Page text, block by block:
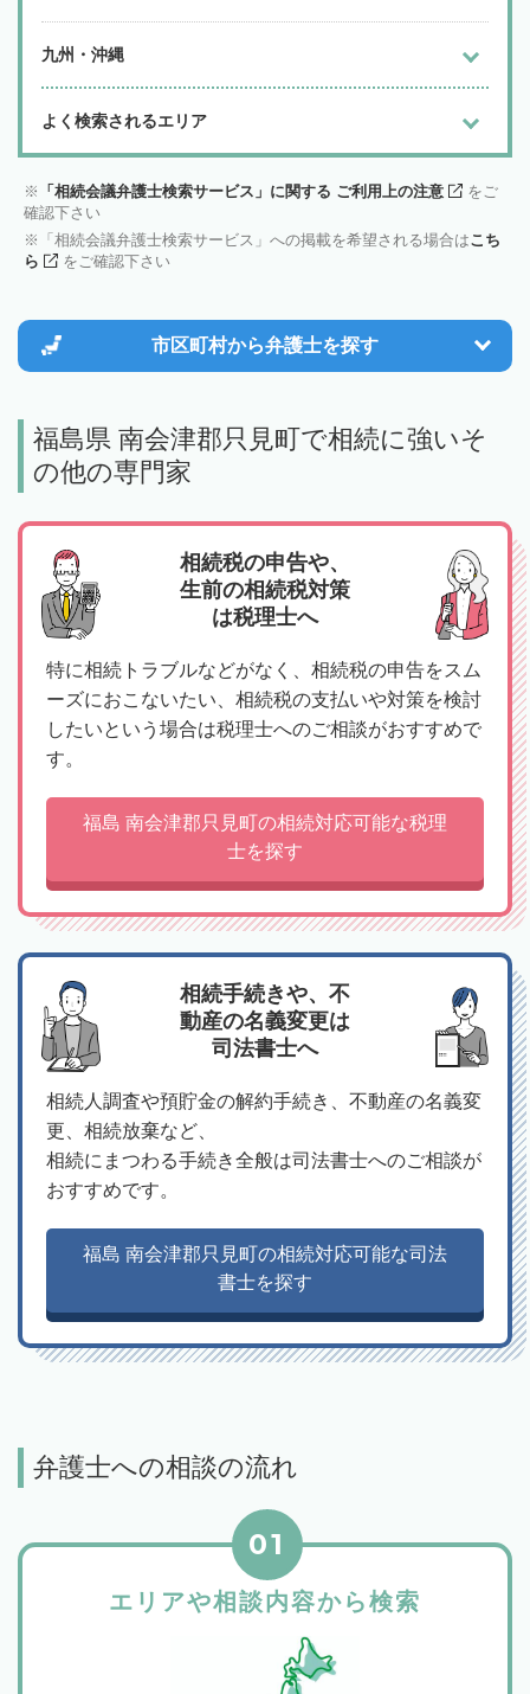
九州・沖縄
よく検索されるエリア
「相続会議弁護士検索サービス」に関する ご利用上の注意
をご
確認下さい
「相続会議弁護士検索サービス」への掲載を希望される場合はこち
ら
をご確認下さい
市区町村から弁護士を探す
福島県 南会津郡只見町で相続に強いそ
の他の専門家
相続税の申告や、
生前の相続税対策
は税理士へ
特に相続トラブルなどがなく、相続税の申告をスム
ーズにおこないたい、相続税の支払いや対策を検討
したいという場合は税理士へのご相談がおすすめで
す。
福島 南会津郡只見町の相続対応可能な税理
士を探す
相続手続きや、不
動産の名義変更は
司法書士へ
相続人調査や預貯金の解約手続き、不動産の名義変
更、相続放棄など、
相続にまつわる手続き全般は司法書士へのご相談が
おすすめです。
福島 南会津郡只見町の相続対応可能な司法
書士を探す
弁護士への相談の流れ
エリアや相談内容から検索
01